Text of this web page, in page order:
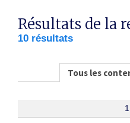
Recherche textuelle
Publication
Résultats de la
10 résultats
Tous les